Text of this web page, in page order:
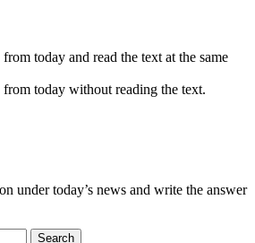
today and read the text at the same
today without reading the text.
under today’s news and write the answer